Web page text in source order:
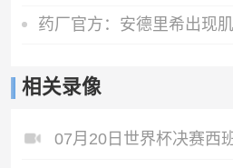
相关录像
07月20日世界杯决赛西